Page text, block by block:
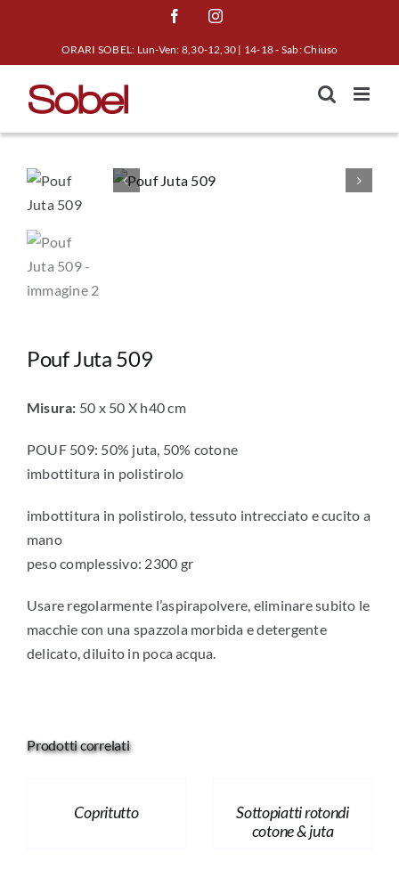
contenuto
FacebookInstagram
ORARI SOBEL: Lun-Ven: 8,30-12,30 | 14-18 - Sab: Chiuso
Pouf Juta 509
Misura: 50 x 50 X h40 cm
POUF 509: 50% juta, 50% cotone
imbottitura in polistirolo
imbottitura in polistirolo, tessuto intrecciato e cucito a
mano
peso complessivo: 2300 gr
Usare regolarmente l’aspirapolvere, eliminare subito le
macchie con una spazzola morbida e detergente
delicato, diluito in poca acqua.
Prodotti correlati
Copritutto
Sottopiatti rotondi
cotone & juta